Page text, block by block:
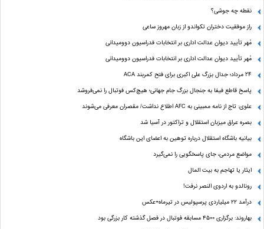
نقطه چه جوشی؟
راز موفقیت دختران تکواندو از زبان مهروز ساعی
مُهر تأیید دیوان عدالت اداری بر انتخابات فدراسیون دوومیدانی
مُهر تأیید دیوان عدالت اداری بر انتخابات فدراسیون دوومیدانی
24 مرداد؛ جدال بزرگ علی‌ اکبری برای فتح کمربند ACA
پاسخ قاطع فیفا به جنجال بزرگ جام جهانی؛ هیچ‌کس فوتبال را نمی‌فروشد
علوی: تاج از نامه ممبینی به AFC اطلاع نداشت/ مقصران معرفی می‌شوند
بصره عراق میزبان استقلال و تراکتور در آسیا شد
بیانیه باشگاه استقلال درباره توهین به اعضای این باشگاه
مواضع مردمی، جای پاسخگویی را نمی‌گیرد
ایثار یا تهاجم به بیت المال
رونالدو به اردوی النصر نرفت!
درآمد ۲۲ میلیاردی پرسپولیس در تیرماه+عکس
بهاروند: برگزاری ۴۵۰۰ مسابقه فوتبال در فصل گذشته کار بزرگی بود